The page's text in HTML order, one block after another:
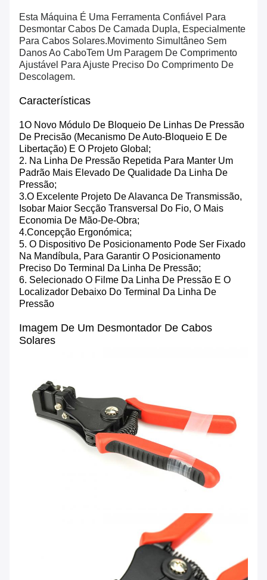
Esta Máquina É Uma Ferramenta Confiável Para
Desmontar Cabos De Camada Dupla, Especialmente
Para Cabos Solares.Movimento Simultâneo Sem
Danos Ao CaboTem Um Paragem De Comprimento
Ajustável Para Ajuste Preciso Do Comprimento De
Descolagem.
Características
1O Novo Módulo De Bloqueio De Linhas De Pressão
De Precisão (mecanismo De Auto-Bloqueio E De
Libertação) E O Projeto Global;
2. Na Linha De Pressão Repetida Para Manter Um
Padrão Mais Elevado De Qualidade Da Linha De
Pressão;
3.O Excelente Projeto De Alavanca De Transmissão,
Isobar Maior Secção Transversal Do Fio, O Mais
Economia De Mão-De-Obra;
4.Concepção Ergonómica;
5. O Dispositivo De Posicionamento Pode Ser Fixado
Na Mandíbula, Para Garantir O Posicionamento
Preciso Do Terminal Da Linha De Pressão;
6. Selecionado O Filme Da Linha De Pressão E O
Localizador Debaixo Do Terminal Da Linha De
Pressão
Imagem De Um Desmontador De Cabos
Solares